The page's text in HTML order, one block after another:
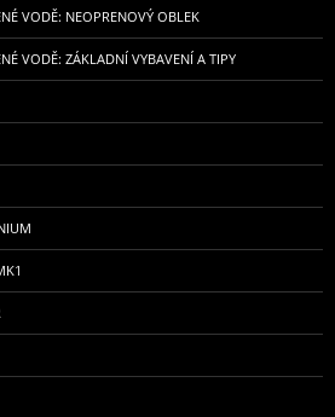
VODĚ: NEOPRENOVÝ OBLEK
VODĚ: ZÁKLADNÍ VYBAVENÍ A TIPY